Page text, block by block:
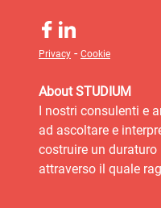
Privacy - Cookie
About STUDIUM
I nostri consulenti e
ad ascoltare e
costruire un
attraverso il quale